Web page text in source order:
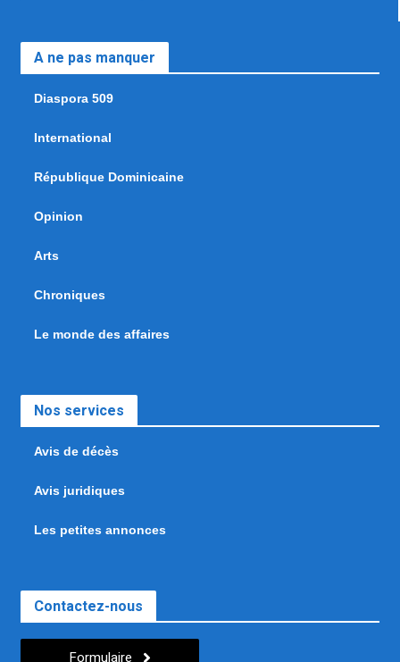
A ne pas manquer
Diaspora 509
International
République Dominicaine
Opinion
Arts
Chroniques
Le monde des affaires
Nos services
Avis de décès
Avis juridiques
Les petites annonces
Contactez-nous
Formulaire